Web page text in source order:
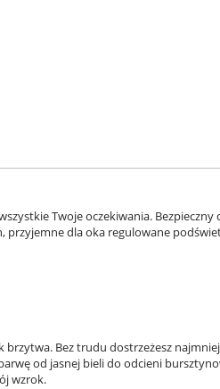
Twoje oczekiwania.
dla oka regulowane
Bez trudu dostrzeżesz
od jasnej bieli do odcieni
wzrok.